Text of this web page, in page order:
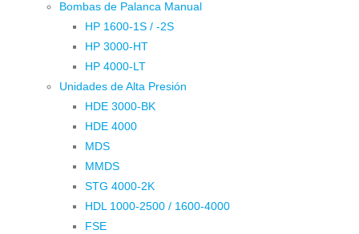
Bombas de Palanca Manual
HP 1600-1S / -2S
HP 3000-HT
HP 4000-LT
Unidades de Alta Presión
HDE 3000-BK
HDE 4000
MDS
MMDS
STG 4000-2K
HDL 1000-2500 / 1600-4000
FSE